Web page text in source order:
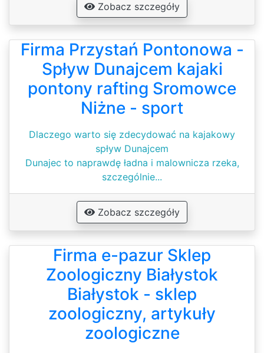
Zobacz szczegóły
Firma Przystań Pontonowa -
Spływ Dunajcem kajaki
pontony rafting Sromowce
Niżne - sport
Dlaczego warto się zdecydować na kajakowy
spływ Dunajcem
Dunajec to naprawdę ładna i malownicza rzeka,
szczególnie...
Zobacz szczegóły
Firma e-pazur Sklep
Zoologiczny Białystok
Białystok - sklep
zoologiczny, artykuły
zoologiczne